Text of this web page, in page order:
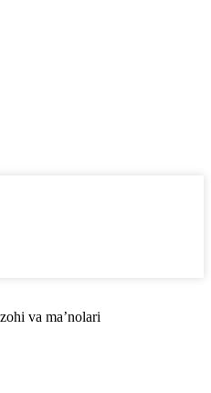
va ma’nolari